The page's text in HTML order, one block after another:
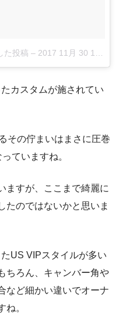
た投稿 – 2017 11月 30 12:53午前 PST
カスタムが施されてい
その佇まいはまさに圧巻
ていますね。
ますが、ここまで綺麗に
たのではないかと思いま
US VIPスタイルが多い
ちろん、キャンバー角や
など細かい違いでオーナ
ね。